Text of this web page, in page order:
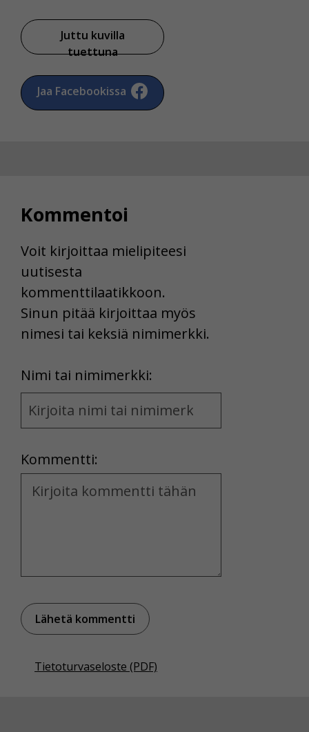
Juttu kuvilla
tuettuna
Jaa Facebookissa
Kommentoi
Voit kirjoittaa mielipiteesi
uutisesta
kommenttilaatikkoon.
Sinun pitää kirjoittaa myös
nimesi tai keksiä nimimerkki.
Nimi tai nimimerkki:
Name
and
Kommentti:
Kommentti
Tietoturvaseloste (PDF)